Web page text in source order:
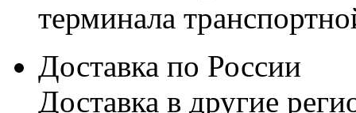
терминала
Доставка по России
Доставка в другие